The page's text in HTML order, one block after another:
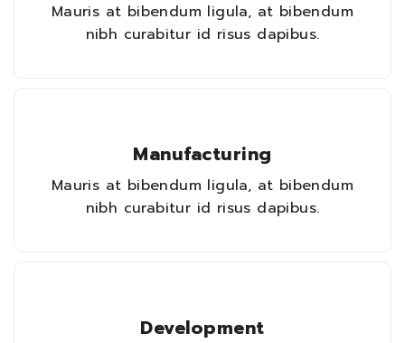
Mauris at bibendum ligula, at bibendum
nibh curabitur id risus dapibus.
Manufacturing
Mauris at bibendum ligula, at bibendum
nibh curabitur id risus dapibus.
Development